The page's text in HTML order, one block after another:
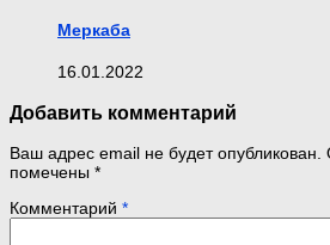
Меркаба
16.01.2022
Добавить комментарий
Ваш адрес email не будет опубликован.
помечены *
Комментарий *